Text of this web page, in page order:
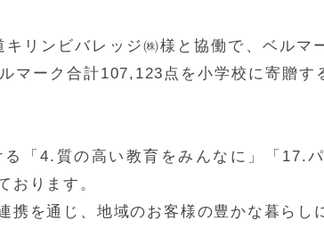
リンビバレッジ㈱様と協働で、ベルマ
マーク合計107,123点を小学校に寄贈す
「4.質の高い教育をみんなに」「17.
おります。
携を通じ、地域のお客様の豊かな暮らし